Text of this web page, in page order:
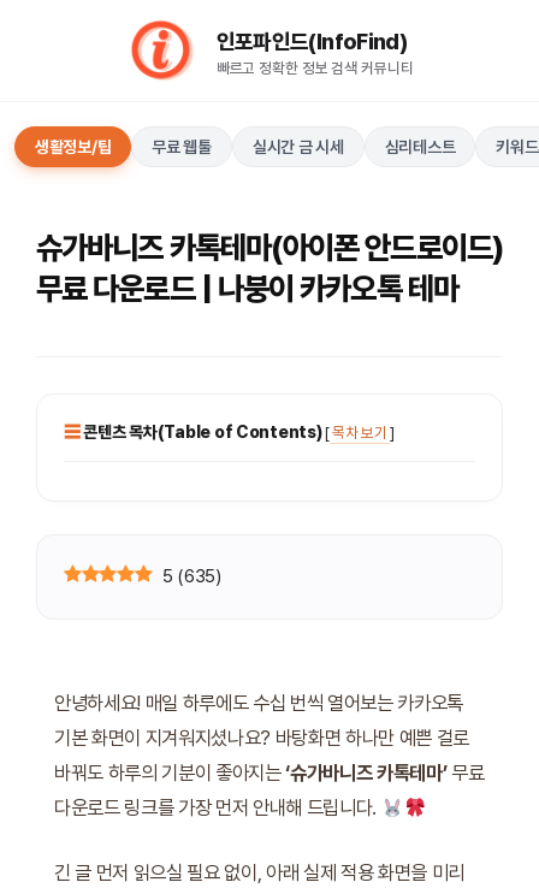
인포파인드(InfoFind)​​​​
빠르고 정확한 정보 검색 커뮤니티
생활정보/팁 무료 웹툴 실시간 금 시세 심리테스트 키워
슈가바니즈 카톡테마(아이폰 안드로이드)
무료 다운로드 | 나붕이 카카오톡 테마
콘텐츠 목차(Table of Contents)[목차 보기 ]
5 (635)
안녕하세요! 매일 하루에도 수십 번씩 열어보는 카카오톡
기본 화면이 지겨워지셨나요? 바탕화면 하나만 예쁜 걸로
바꿔도 하루의 기분이 좋아지는‘슈가바니즈 카톡테마’무료
다운로드 링크를 가장 먼저 안내해 드립니다.
긴 글 먼저 읽으실 필요 없이, 아래 실제 적용 화면을 미리